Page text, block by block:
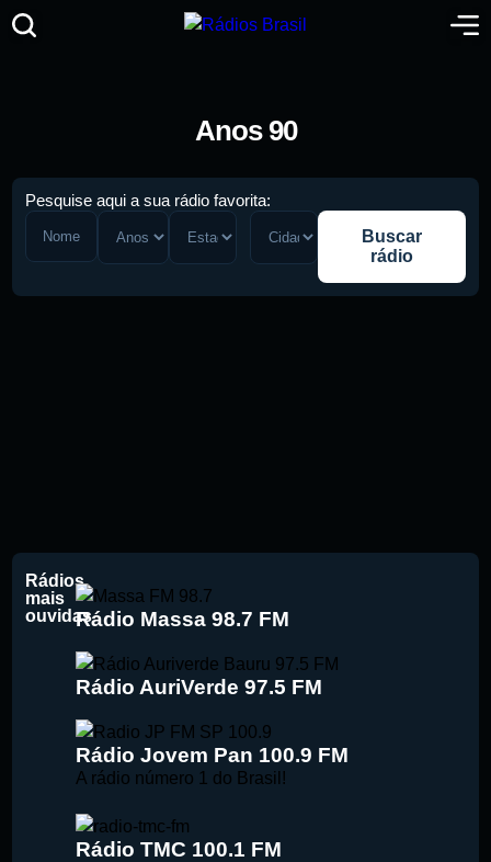
Buscar rádio
Anos 90
Pesquise aqui a sua rádio favorita:
Buscar
rádio
Rádios
mais
ouvidasRádio Massa 98.7 FM
Rádio AuriVerde 97.5 FM
Rádio Jovem Pan 100.9 FM
A rádio número 1 do Brasil!
Rádio TMC 100.1 FM